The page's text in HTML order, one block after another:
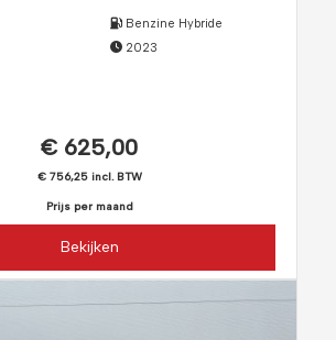
Benzine Hybride
2023
€ 625,00
€ 756,25 incl. BTW
Prijs per maand
Bekijken